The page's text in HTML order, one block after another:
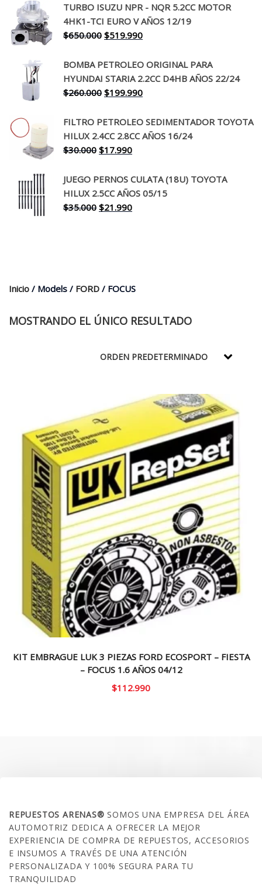
original
era:
$130.000.
actual
es:
$94.990.
TURBO ISUZU NPR - NQR 5.2CC MOTOR
4HK1-TCI EURO V AÑOS 12/19
$650.000 El
original
era:
$650.000.
$519.990El
actual
es:
$519.990.
BOMBA PETROLEO ORIGINAL PARA
HYUNDAI STARIA 2.2CC D4HB AÑOS 22/24
$260.000 El
original
era:
$260.000.
$199.990El
actual
es:
FILTRO PETROLEO SEDIMENTADOR TOYOTA
HILUX 2.4CC 2.8CC AÑOS 16/24
$30.000 El
original
era:
$30.000.
$17.990El
actual
es:
$17.990.
JUEGO PERNOS CULATA (18U) TOYOTA
HILUX 2.5CC AÑOS 05/15
$35.000 El
$21.990El
Inicio / Models / FORD / FOCUS
MOSTRANDO EL ÚNICO RESULTADO
KIT EMBRAGUE LUK 3 PIEZAS FORD ECOSPORT – FIESTA
– FOCUS 1.6 AÑOS 04/12
$112.990
REPUESTOS ARENAS®SOMOS UNA EMPRESA DEL ÁREA
AUTOMOTRIZ DEDICA A OFRECER LA MEJOR
EXPERIENCIA DE COMPRA DE REPUESTOS, ACCESORIOS
E INSUMOS A TRAVÉS DE UNA ATENCIÓN
PERSONALIZADA Y 100% SEGURA PARA TU
TRANQUILIDAD